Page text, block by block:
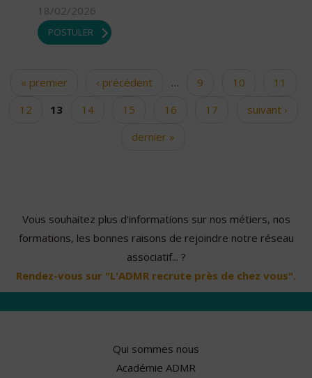
18/02/2026
POSTULER
Pages
« premier ‹ précédent … 9 10
11
12
13 14 15 16 17
suivant ›
dernier »
Vous souhaitez plus d'informations sur nos métiers, nos
formations, les bonnes raisons de rejoindre notre réseau
associatif... ?
Rendez-vous sur "L'ADMR recrute près de chez vous".
Qui sommes nous
Académie ADMR